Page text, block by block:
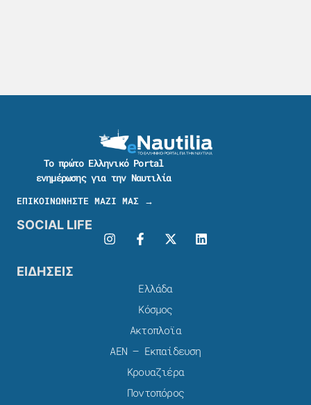
Το πρώτο Ελληνικό Portal
ενημέρωσης για την Ναυτιλία
ΕΠΙΚΟΙΝΩΝΗΣΤΕ ΜΑΖΙ ΜΑΣ →
SOCIAL LIFE
ΕΙΔΗΣΕΙΣ
Ελλάδα
Κόσμος
Ακτοπλοϊα
ΑΕΝ – Εκπαίδευση
Κρουαζιέρα
Ποντοπόρος